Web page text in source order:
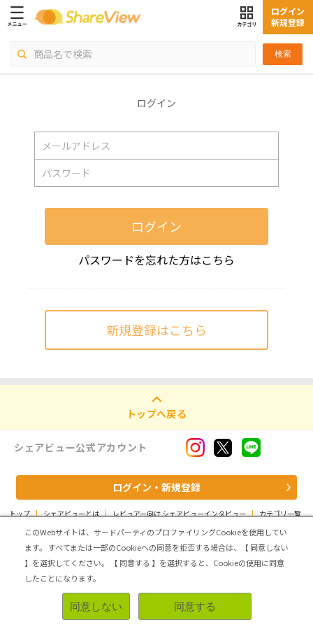
検索
ログイン
新規登録
ログイン
ログイン
パスワードを忘れた方はこちら
新規登録はこちら
トップへ戻る
シェアビュー公式アカウント
ログイン・新規登録
トップ | シェアビューとは | レビュアー向け シェアビューインタビュー | カテゴリ一覧
運営会社 | 個人情報の取扱いについて | 利用規約 サイトマップ
Copyright (C) ASMARQ Co.,Ltd. All Rights Reserved.
このWebサイトは、サードパーティのプロファイリングCookieを使用してい
ます。
すべてまたは一部のCookieへの同意を拒否する場合は、【 同意しない
】を選択してください。
【 同意する 】を選択すると、Cookieの使用に同意
したことになります。
同意しない 同意する